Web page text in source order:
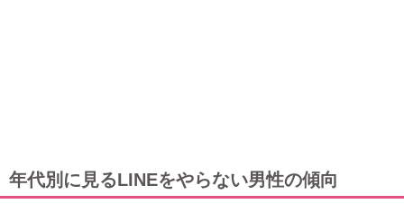
年代別に見るLINEをやらない男性の傾向